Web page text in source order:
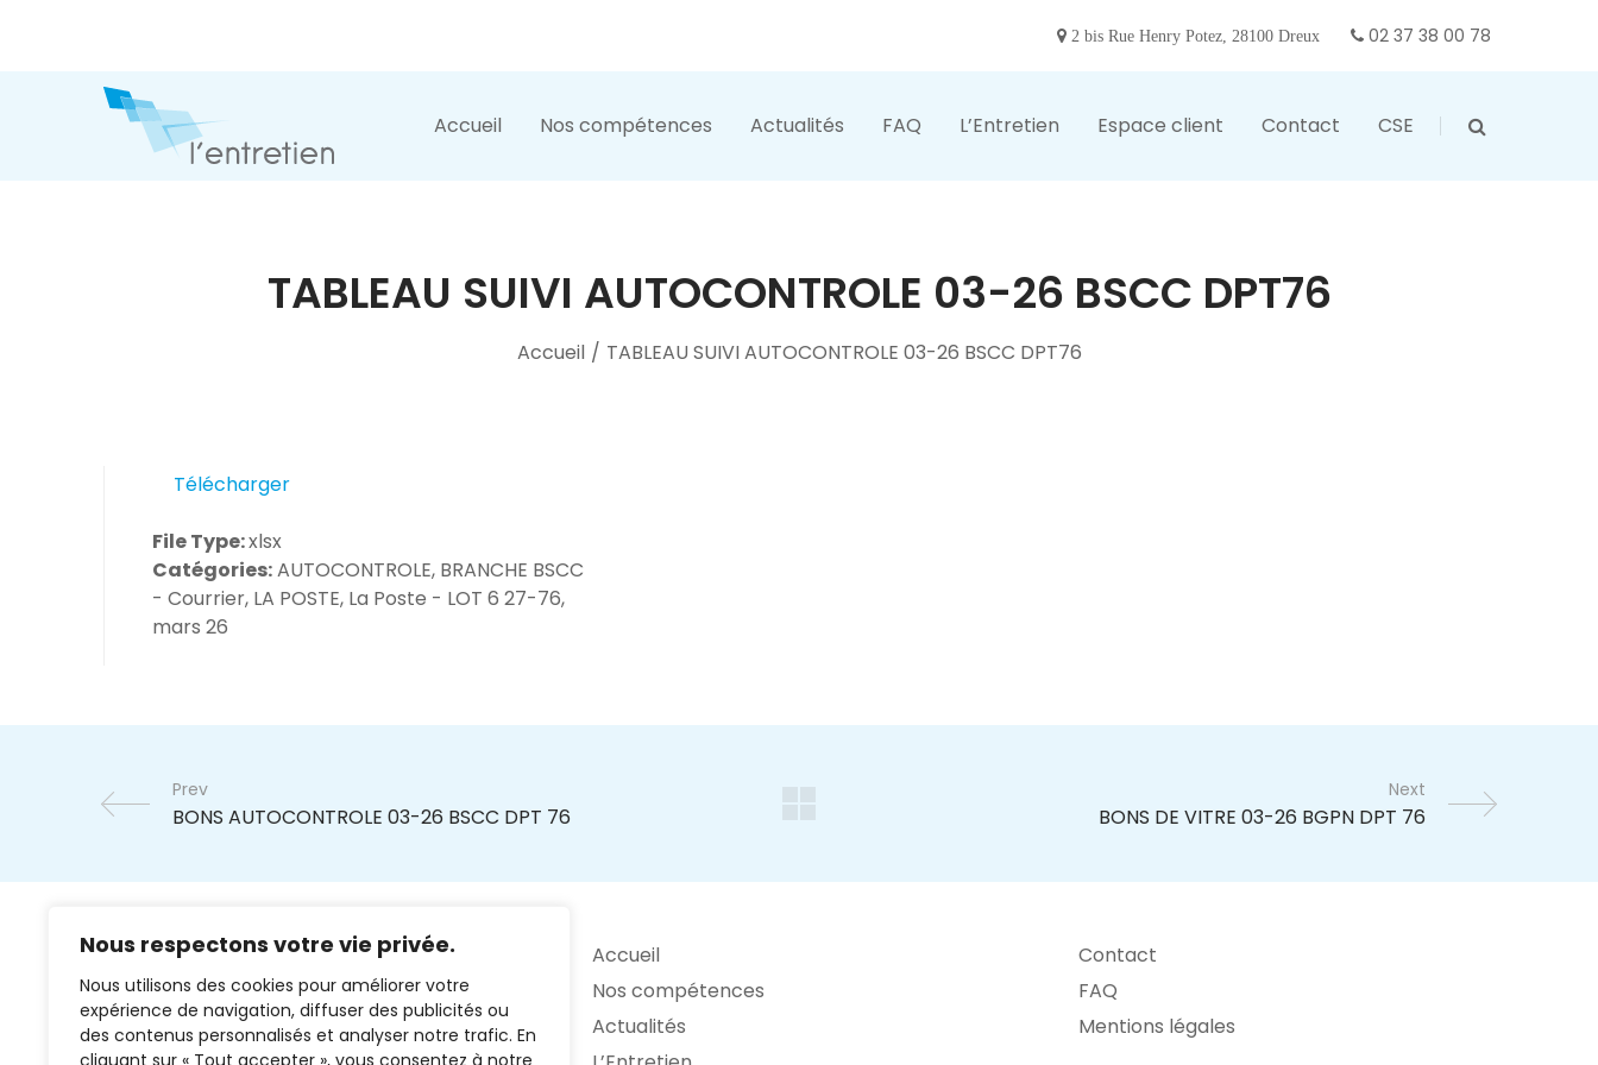
Nous respectons votre vie privée.
Nous utilisons des cookies pour améliorer votre
expérience de navigation, diffuser des publicités ou
des contenus personnalisés et analyser notre trafic. En
cliquant sur « Tout accepter », vous consentez à notre
2 bis Rue Henry Potez, 28100 Dreux 02 37 38 00 78
Accueil Nos compétences Actualités FAQ L’Entretien Espace client Contact CSE
TABLEAU SUIVI AUTOCONTROLE 03-26 BSCC DPT76
Accueil / TABLEAU SUIVI AUTOCONTROLE 03-26 BSCC DPT76
Télécharger
File Type:xlsx
Catégories:AUTOCONTROLE, BRANCHE BSCC
- Courrier, LA POSTE, La Poste - LOT 6 27-76,
mars 26
Prev Next
Accueil
Nos compétences
Actualités
Contact
FAQ
Mentions légales